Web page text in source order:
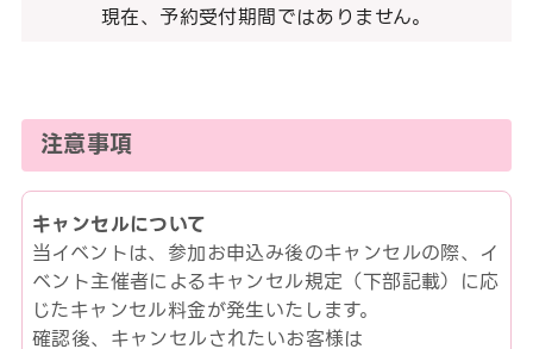
現在、予約受付期間ではありません。
注意事項
キャンセルについて
当イベントは、参加お申込み後のキャンセルの際、イ
ベント主催者によるキャンセル規定（下部記載）に応
じたキャンセル料金が発生いたします。
確認後、キャンセルされたいお客様は